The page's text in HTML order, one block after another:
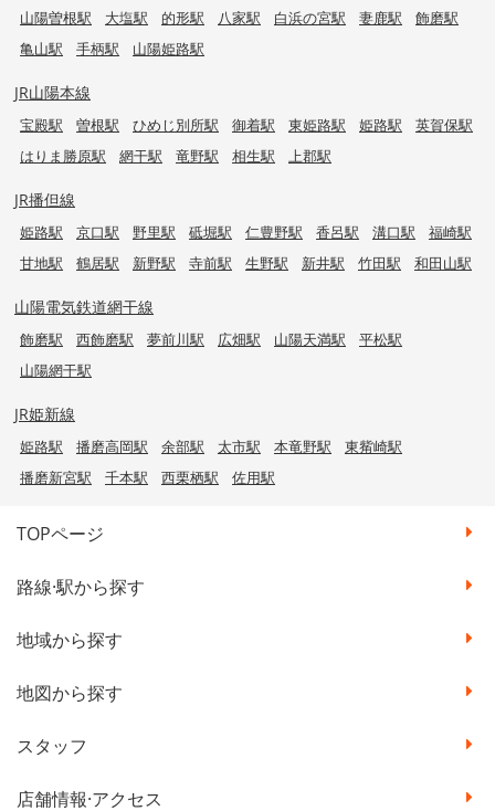
山陽曽根駅 大塩駅 的形駅 八家駅 白浜の宮駅 妻鹿駅
飾磨駅
亀山駅
手柄駅 山陽姫路駅
JR山陽本線
宝殿駅 曽根駅 ひめじ別所駅 御着駅 東姫路駅 姫路駅
英賀保駅
はりま勝原駅
網干駅 竜野駅 相生駅 上郡駅
JR播但線
姫路駅 京口駅 野里駅 砥堀駅 仁豊野駅 香呂駅 溝口駅
福崎駅
甘地駅
鶴居駅 新野駅 寺前駅 生野駅 新井駅 竹田駅 和田山駅
山陽電気鉄道網干線
飾磨駅 西飾磨駅 夢前川駅 広畑駅 山陽天満駅
平松駅
山陽網干駅
JR姫新線
姫路駅 播磨高岡駅 余部駅 太市駅 本竜野駅
東觜崎駅
播磨新宮駅
千本駅 西栗栖駅 佐用駅
TOPページ
路線·駅から探す
地域から探す
地図から探す
スタッフ
店舗情報·アクセス